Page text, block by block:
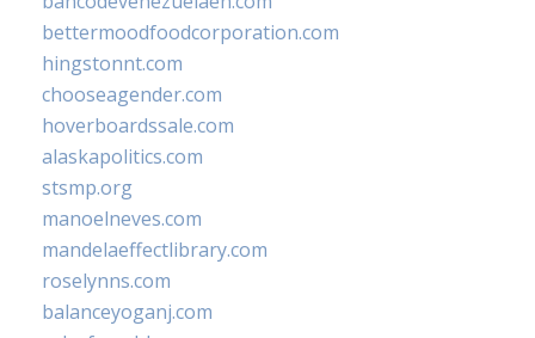
bettermoodfoodcorporation.com
hingstonnt.com
chooseagender.com
hoverboardssale.com
alaskapolitics.com
stsmp.org
manoelneves.com
mandelaeffectlibrary.com
roselynns.com
balanceyoganj.com